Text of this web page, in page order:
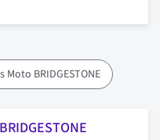
Moto BRIDGESTONE